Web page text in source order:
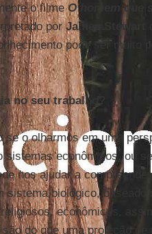
o filmeO homem que
porJames Stewart
pode ser muito
no seu trabalho?
se o olharmos em uma
econômicos, ou
nos ajudar a
sistema biológico,
econômicos,
do que uma projeção